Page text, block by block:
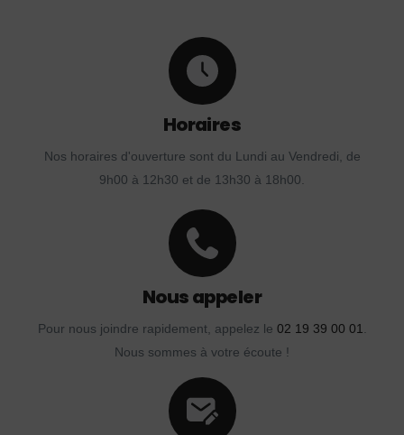
Horaires
Nos horaires d'ouverture sont du Lundi au Vendredi, de
9h00 à 12h30 et de 13h30 à 18h00.
Nous appeler
Pour nous joindre rapidement, appelez le 02 19 39 00 01.
Nous sommes à votre écoute !